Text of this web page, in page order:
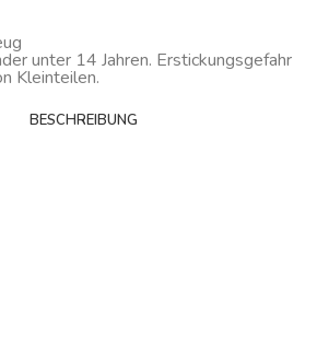
unter 14 Jahren. Erstickungsgefahr
Kleinteilen.
BESCHREIBUNG